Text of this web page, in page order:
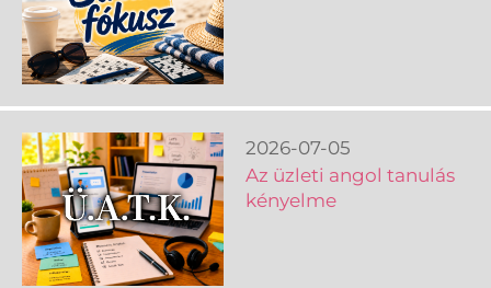
2026-07-05
Az üzleti angol tanulás
kényelme